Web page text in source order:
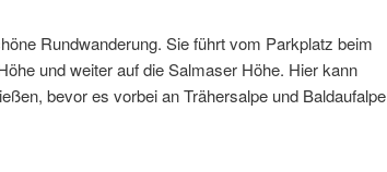
Rundwanderung. Sie führt vom Parkplatz beim
und weiter auf die Salmaser Höhe. Hier kann
bevor es vorbei an Trähersalpe und Baldaufalpe